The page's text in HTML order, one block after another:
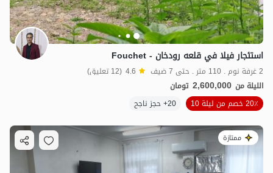
استئجار فيلا في قلعه رودخان - Fouchet
2 غرفة نوم . 110 متر . حتى 7 ضيف 4.6 (12 تعليق)
الليلة من 2,600,000 تومان
20٪ خصم من ليلة 10
20+ حجز ناجح
ممتازة